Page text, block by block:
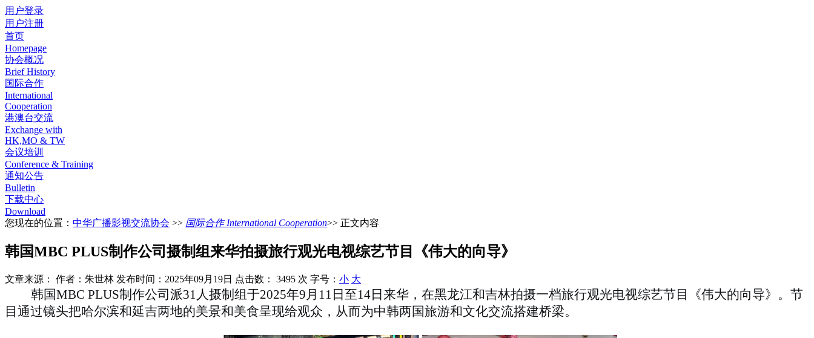
用户登录
用户注册
首页
Homepage
协会概况
Brief History
国际合作
International
Cooperation
港澳台交流
Exchange with
HK,MO & TW
会议培训
Conference & Training
通知公告
Bulletin
下载中心
Download
您现在的位置： 中华广播影视交流协会 >> 国际合作 International Cooperation>> 正文内容
韩国MBC PLUS制作公司摄制组来华拍摄旅行观光电视综艺节目《伟大的向导》
文章来源： 作者：朱世林 发布时间：2025年09月19日 点击数： 3495 次 字号： 小 大
韩国MBC PLUS制作公司派31人摄制组于2025年9月11日至14日来华，在黑龙江和吉林拍摄一档旅行观光电视综艺节目《伟大的向导》。节
目通过镜头把哈尔滨和延吉两地的美景和美食呈现给观众，从而为中韩两国旅游和文化交流搭建桥梁。